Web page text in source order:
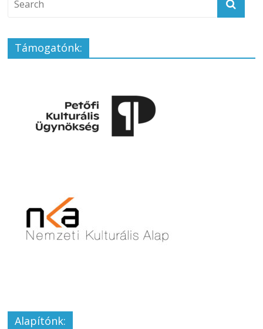
Támogatónk:
Alapítónk: